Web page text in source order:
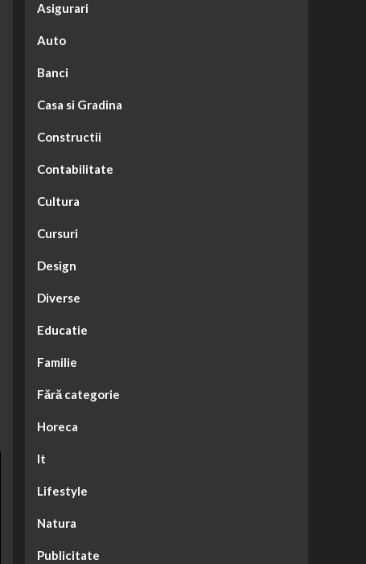
Asigurari
Auto
Banci
Casa si Gradina
Constructii
Contabilitate
Cultura
Cursuri
Design
Diverse
Educatie
Familie
Fără categorie
Horeca
It
Lifestyle
Natura
Publicitate